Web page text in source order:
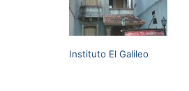
Instituto El Galileo